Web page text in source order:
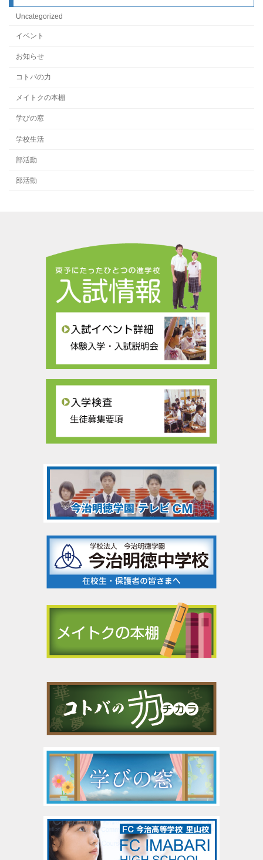
Uncategorized
イベント
お知らせ
コトバの力
メイトクの本棚
学びの窓
学校生活
部活動
部活動